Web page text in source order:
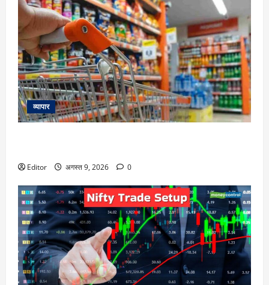
व्यापार
Editor अगस्त 9, 2026 0